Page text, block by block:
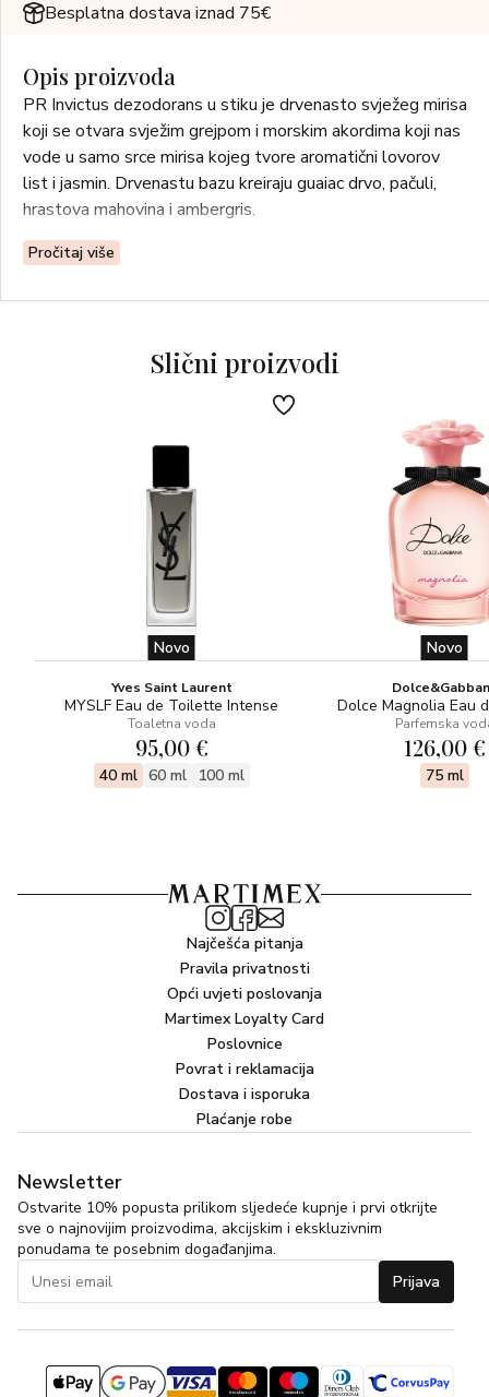
Besplatna dostava iznad 75€
Opis proizvoda
PR Invictus dezodorans u stiku je drvenasto svježeg mirisa
koji se otvara svježim grejpom i morskim akordima koji nas
vode u samo srce mirisa kojeg tvore aromatični lovorov
list i jasmin. Drvenastu bazu kreiraju guaiac drvo, pačuli,
hrastova mahovina i ambergris.
Pročitaj više
Slični proizvodi
Novo
Yves Saint Laurent
MYSLF Eau de Toilette Intense
Toaletna voda
95,00 €
40 ml 60 ml 100 ml
Novo
Dolce Magnolia Eau
Parfemska
126,00 €
75 ml
Najčešća pitanja
Pravila privatnosti
Opći uvjeti poslovanja
Martimex Loyalty Card
Poslovnice
Povrat i reklamacija
Dostava i isporuka
Plaćanje robe
Newsletter
Ostvarite 10% popusta prilikom sljedeće kupnje i prvi otkrijte
sve o najnovijim proizvodima, akcijskim i ekskluzivnim
ponudama te posebnim događanjima.
Prijava